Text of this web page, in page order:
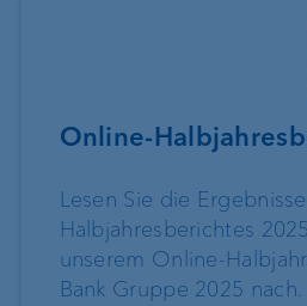
Online-
Lesen Sie die
Halbjahresberichtes
unserem Online-
Bank Gruppe 2025 nach.